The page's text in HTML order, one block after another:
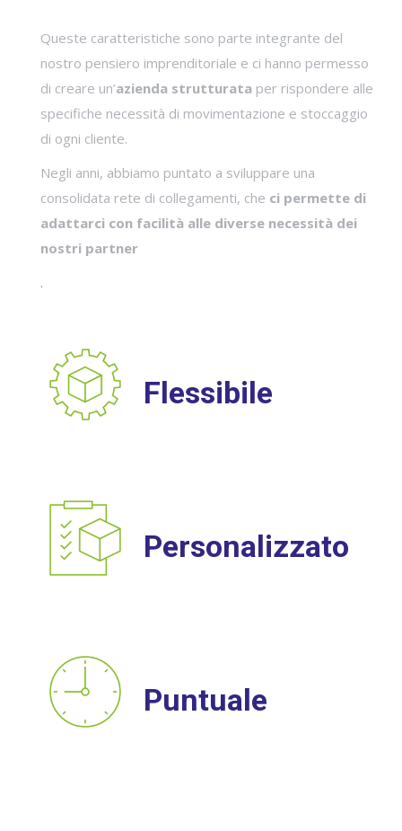
Queste caratteristiche sono parte integrante del
nostro pensiero imprenditoriale e ci hanno permesso
di creare un’azienda strutturata per rispondere alle
specifiche necessità di movimentazione e stoccaggio
di ogni cliente.
Negli anni, abbiamo puntato a sviluppare una
consolidata rete di collegamenti, che ci permette di
adattarci con facilità alle diverse necessità dei
nostri partner
.
Flessibile
Personalizzato
Puntuale